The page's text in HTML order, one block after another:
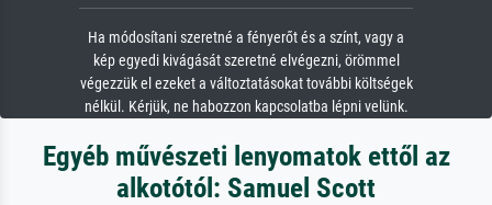
Ha módosítani szeretné a fényerőt és a színt, vagy a
kép egyedi kivágását szeretné elvégezni, örömmel
végezzük el ezeket a változtatásokat további költségek
nélkül. Kérjük, ne habozzon kapcsolatba lépni velünk.
Egyéb művészeti lenyomatok ettől az
alkotótól: Samuel Scott